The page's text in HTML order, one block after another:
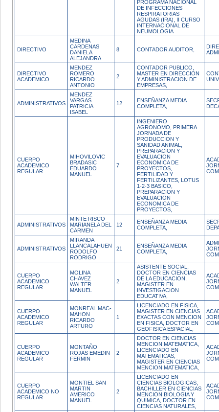
PROGRAMA NACIONAL
DE INFECCIONES
RESPIRATORIAS
AGUDAS (IRA), II CURSO
INTERNACIONAL DE
NEUMOLOGIA
DIRECTIVO
MEDINA
CARDENAS
DANIELA
ALEJANDRA
8 CONTADOR AUDITOR,
DIRECTIVO
ACADEMICO
MENDEZ
ROMERO
RICARDO
ANTONIO
2
CONTADOR PUBLICO,
MASTER EN DIRECCION
Y ADMINISTRACION DE
EMPRESAS,
ADMINISTRATIVOS
MENDEZ
VARGAS
PATRICIA
ISABEL
12
ENSEÑANZA MEDIA
COMPLETA,
CUERPO
ACADEMICO
REGULAR
MIHOVILOVIC
BRADASIC
EDUARDO
MANUEL
7
INGENIERO
AGRONOMO, PRIMERA
JORNADA DE
PRODUCCION Y
SANIDAD ANIMAL,
PREPARACION Y
EVALUACION
ECONOMICA DE
PROYECTOS,
FERTILIDAD Y
FERTILIZANTES, LOTUS
1-2-3 BASICO,
PREPARACION Y
EVALUACION
ECONOMICA DE
PROYECTOS,
ADMINISTRATIVOS
MINTE RISCO
MARIANELA DEL
CARMEN
12
ENSEÑANZA MEDIA
COMPLETA,
ADMINISTRATIVOS
MIRANDA
LLANCALAHUEN
RODOLFO
RODRIGO
21
ENSEÑANZA MEDIA
COMPLETA,
CUERPO
ACADEMICO
REGULAR
MOLINA
CHAVEZ
WALTER
MANUEL
2
ASISTENTE SOCIAL,
DOCTOR EN CIENCIAS
DE LA EDUCACION,
MAGISTER EN
INVESTIGACION
EDUCATIVA,
CUERPO
ACADEMICO
REGULAR
MONREAL MAC-
MAHON
RICARDO
ARTURO
1
LICENCIADO EN FISICA,
MAGISTER EN CIENCIAS
EXACTAS CON MENCION
EN FISICA, DOCTOR EN
GEOFISICA ESPACIAL,
CUERPO
ACADEMICO
REGULAR
MONTAÑO
ROJAS EMEDIN
FERMIN
2
DOCTOR EN CIENCIAS
MENCION MATEMATICA,
LICENCIADO EN
MATEMATICAS,
MAGISTER EN CIENCIAS
MENCION MATEMATICA,
CUERPO
ACADEMICO NO
REGULAR
MONTIEL SAN
MARTIN
AMERICO
MANUEL
2
LICENCIADO EN
CIENCIAS BIOLOGICAS,
BACHILLER EN CIENCIAS
MENCION BIOLOGIA Y
QUIMICA, DOCTOR EN
CIENCIAS NATURALES,